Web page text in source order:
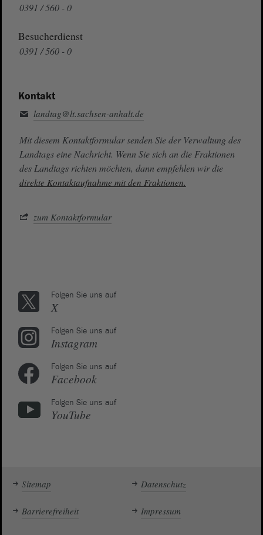
0391 / 560 - 0
Besucherdienst
0391 / 560 - 0
Kontakt
landtag@lt.sachsen-anhalt.de
Mit diesem Kontaktformular senden Sie der Verwaltung des
Landtags eine Nachricht. Wenn Sie sich an die Fraktionen
des Landtags richten möchten, dann empfehlen wir die
direkte Kontaktaufnahme mit den Fraktionen.
zum Kontaktformular
Folgen Sie uns auf
X
Folgen Sie uns auf
Instagram
Folgen Sie uns auf
Facebook
Folgen Sie uns auf
YouTube
Sitemap Datenschutz
Barrierefreiheit Impressum